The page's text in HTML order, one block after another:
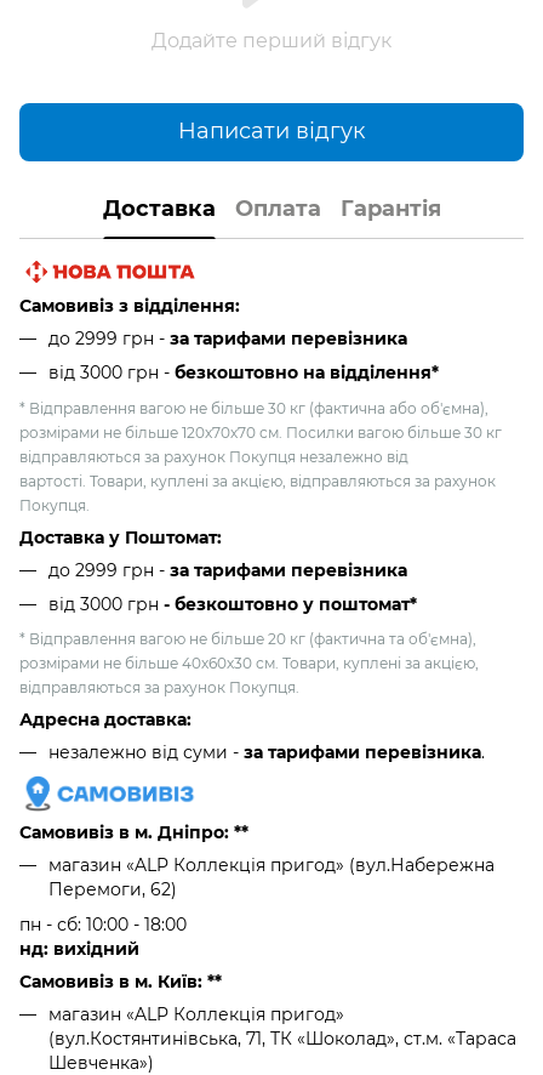
Додайте перший відгук
Написати відгук
Доставка Оплата Гарантія
Самовивіз з відділення:
до 2999 грн - за тарифами перевізника
від 3000 грн - безкоштовно на відділення*
* Відправлення вагою не більше 30 кг (фактична або об'ємна),
розмірами не більше 120х70х70 см. Посилки вагою більше 30 кг
відправляються за рахунок Покупця незалежно від
вартості. Товари, куплені за акцією, відправляються за рахунок
Покупця.
Доставка у Поштомат:
до 2999 грн - за тарифами перевізника
від 3000 грн - безкоштовно у поштомат*
* Відправлення вагою не більше 20 кг (фактична та об'ємна),
розмірами не більше 40х60х30 см. Товари, куплені за акцією,
відправляються за рахунок Покупця.
Адресна доставка:
незалежно від суми - за тарифами перевізника.
Самовивіз в м. Дніпро: **
магазин «ALP Коллекція пригод» (вул.Набережна
Перемоги, 62)
пн - сб: 10:00 - 18:00
нд: вихідний
Самовивіз в м. Київ: **
магазин «ALP Коллекція пригод»
(вул.Костянтинівська, 71, ТК «Шоколад», ст.м. «Тараса
Шевченка»)